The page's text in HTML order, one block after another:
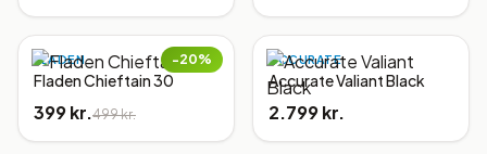
−20%
FLADEN
Fladen Chieftain 30
399 kr.499 kr.
ACCURATE
Accurate Valiant Black
2.799 kr.